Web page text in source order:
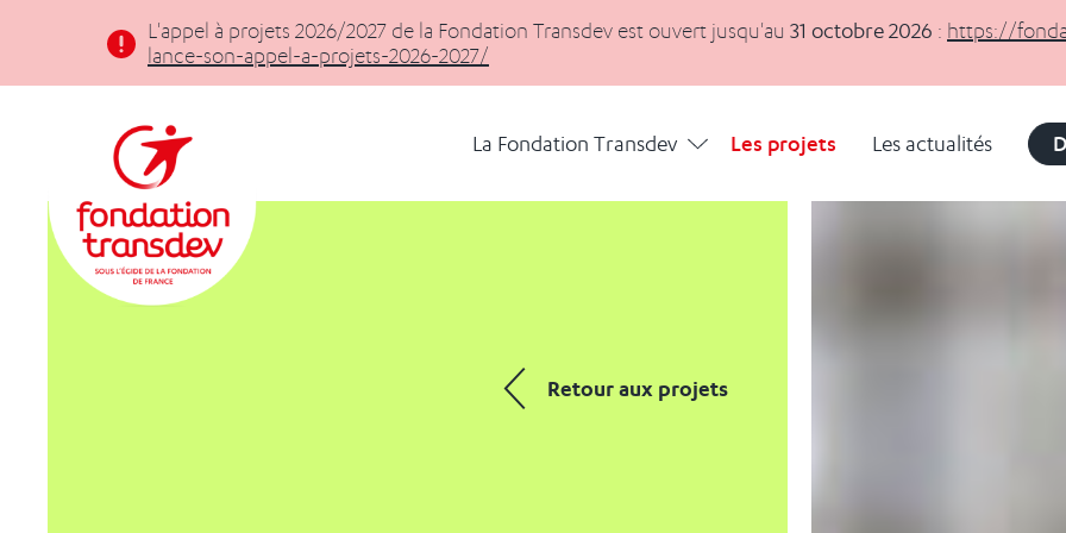
L'appel à projets 2026/2027 de la Fondation Transdev est ouvert jusqu'au 31 octobre 2026 : https://
lance-son-appel-a-projets-2026-2027/
La Fondation Transdev Déplier La Fondation Transdev
Les projets Les actualités
Retour aux projets